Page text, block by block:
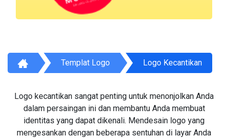
Templat Logo Logo Kecantikan
Logo kecantikan sangat penting untuk menonjolkan Anda
dalam persaingan ini dan membantu Anda membuat
identitas yang dapat dikenali. Mendesain logo yang
mengesankan dengan beberapa sentuhan di layar Anda